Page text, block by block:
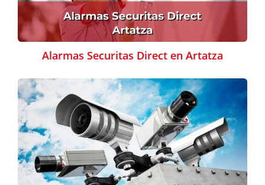
Alarmas Securitas Direct en Artatza